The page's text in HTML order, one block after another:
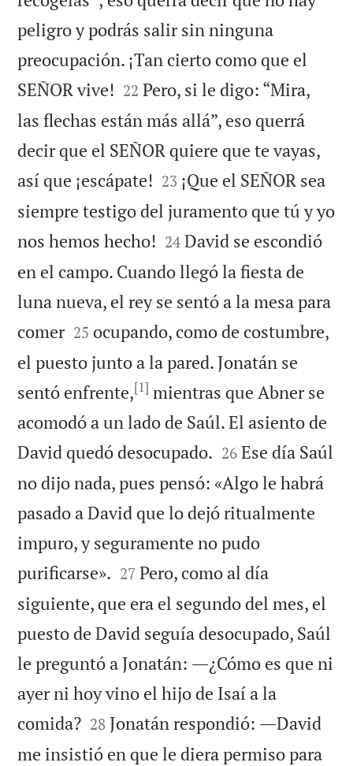
peligro y podrás salir sin ninguna
preocupación. ¡Tan cierto como que el
SEÑOR vive! 

22 Pero, si le digo: “Mira,
las flechas están más allá”, eso querrá
decir que el SEÑOR quiere que te vayas,
así que ¡escápate! 

23 ¡Que el SEÑOR sea
siempre testigo del juramento que tú y yo
nos hemos hecho! 

24 David se escondió
en el campo. Cuando llegó la fiesta de
luna nueva, el rey se sentó a la mesa para
comer
25 ocupando, como de costumbre,
el puesto junto a la pared. Jonatán se
sentó enfrente,[1] mientras que Abner se
acomodó a un lado de Saúl. El asiento de
David quedó desocupado. 

26 Ese día Saúl
no dijo nada, pues pensó: «Algo le habrá
pasado a David que lo dejó ritualmente
impuro, y seguramente no pudo
purificarse». 

27 Pero, como al día
siguiente, que era el segundo del mes, el
puesto de David seguía desocupado, Saúl
le preguntó a Jonatán: ―¿Cómo es que ni
ayer ni hoy vino el hijo de Isaí a la
comida?
28 Jonatán respondió: ―David
me insistió en que le diera permiso para